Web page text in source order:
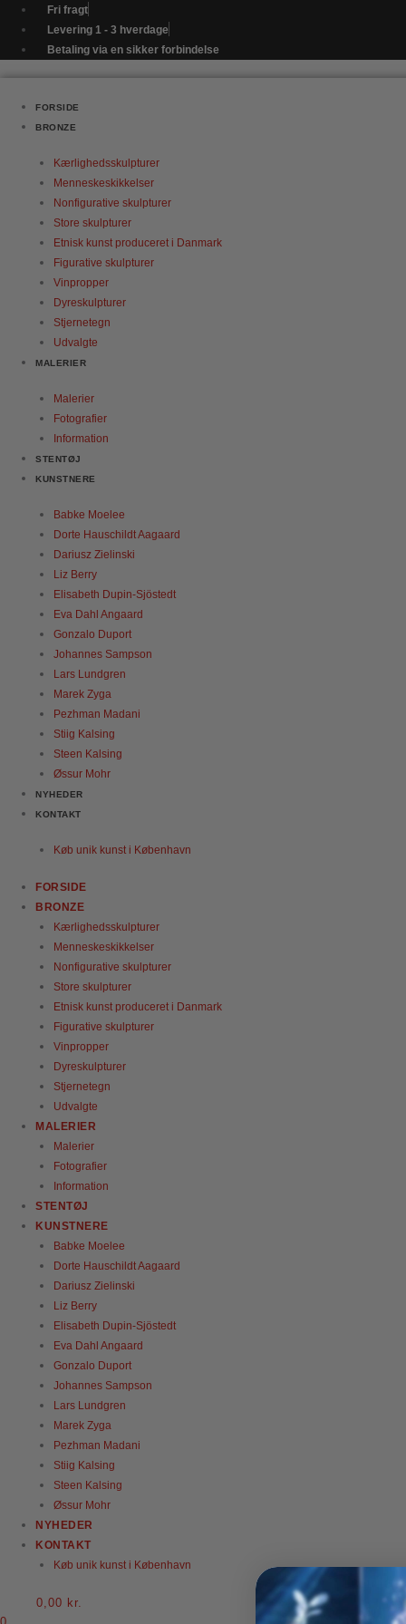
indholdet
Fri fragt
Levering 1 - 3 hverdage
Betaling via en sikker forbindelse
FORSIDE
BRONZE
Kærlighedsskulpturer
Menneskeskikkelser
Nonfigurative skulpturer
Store skulpturer
Etnisk kunst produceret i Danmark
Figurative skulpturer
Vinpropper
Dyreskulpturer
Stjernetegn
Udvalgte
MALERIER
Malerier
Fotografier
Information
STENTØJ
KUNSTNERE
Babke Moelee
Dorte Hauschildt Aagaard
Dariusz Zielinski
Liz Berry
Elisabeth Dupin-Sjöstedt
Eva Dahl Angaard
Gonzalo Duport
Johannes Sampson
Lars Lundgren
Marek Zyga
Pezhman Madani
Stiig Kalsing
Steen Kalsing
Øssur Mohr
NYHEDER
KONTAKT
Køb unik kunst i København
FORSIDE
BRONZE
Kærlighedsskulpturer
Menneskeskikkelser
Nonfigurative skulpturer
Store skulpturer
Etnisk kunst produceret i Danmark
Figurative skulpturer
Vinpropper
Dyreskulpturer
Stjernetegn
Udvalgte
MALERIER
Malerier
Fotografier
Information
STENTØJ
KUNSTNERE
Babke Moelee
Dorte Hauschildt Aagaard
Dariusz Zielinski
Liz Berry
Elisabeth Dupin-Sjöstedt
Eva Dahl Angaard
Gonzalo Duport
Johannes Sampson
Lars Lundgren
Marek Zyga
Pezhman Madani
Stiig Kalsing
Steen Kalsing
Øssur Mohr
NYHEDER
KONTAKT
Køb unik kunst i København
0,00 kr.
0
Hjertepar
antal